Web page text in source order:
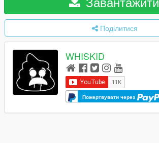
Поділитися
WHISKID
Пожертвувати через